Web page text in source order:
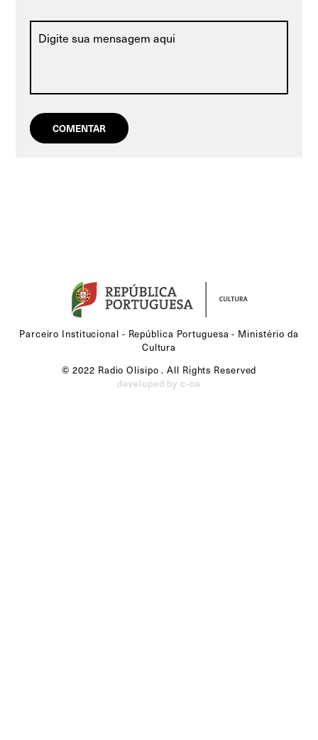
Parceiro Institucional - República Portuguesa - Ministério da
Cultura
© 2022 Radio Olisipo . All Rights Reserved
developed by c-oa